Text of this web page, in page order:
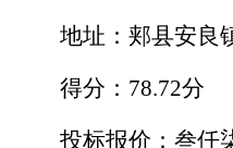
地址：郏县安良
得分： 78.72分
投标报价：叁仟